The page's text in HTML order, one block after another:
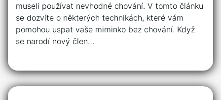
museli používat nevhodné chování. V tomto článku
se dozvíte o některých technikách, které vám
pomohou uspat vaše miminko bez chování. Když
se narodí nový člen…